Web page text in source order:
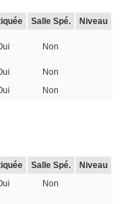
Salle Spé.
Niveau
Non
Non
Non
Salle Spé.
Niveau
Non